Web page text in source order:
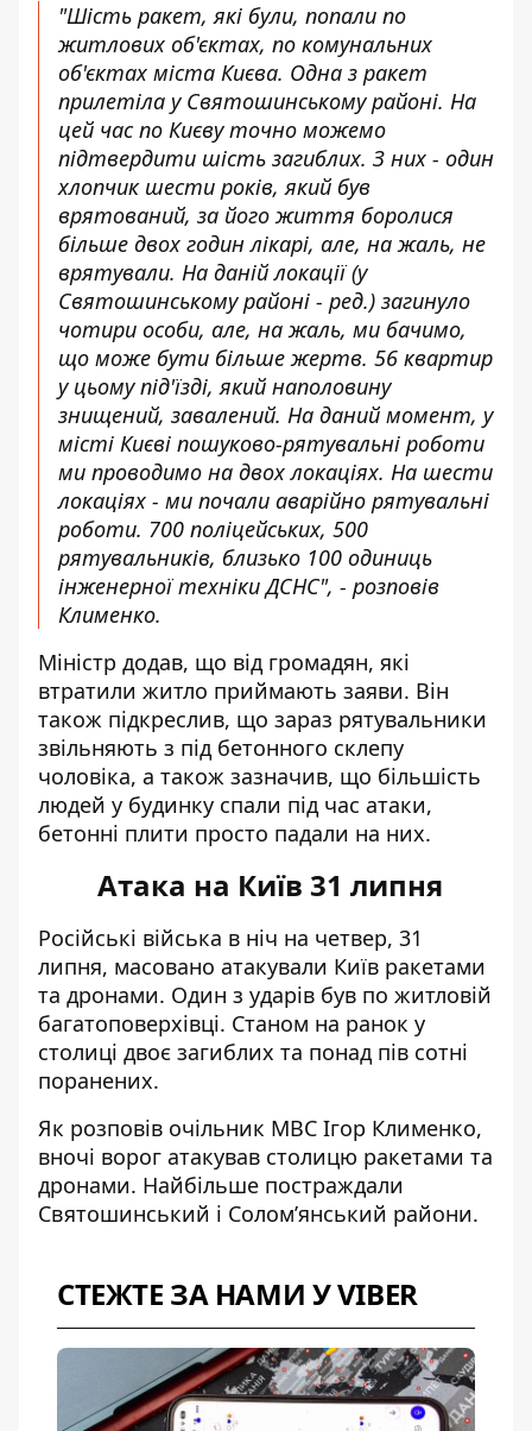
"Шість ракет, які були, попали по
житлових об'єктах, по комунальних
об'єктах міста Києва. Одна з ракет
прилетіла у Святошинському районі. На
цей час по Києву точно можемо
підтвердити шість загиблих. З них - один
хлопчик шести років, який був
врятований, за його життя боролися
більше двох годин лікарі, але, на жаль, не
врятували. На даній локації (у
Святошинському районі - ред.) загинуло
чотири особи, але, на жаль, ми бачимо,
що може бути більше жертв. 56 квартир
у цьому під'їзді, який наполовину
знищений, завалений. На даний момент, у
місті Києві пошуково-рятувальні роботи
ми проводимо на двох локаціях. На шести
локаціях - ми почали аварійно рятувальні
роботи. 700 поліцейських, 500
рятувальників, близько 100 одиниць
інженерної техніки ДСНС", - розповів
Клименко.
Міністр додав, що від громадян, які
втратили житло приймають заяви. Він
також підкреслив, що зараз рятувальники
звільняють з під бетонного склепу
чоловіка, а також зазначив, що більшість
людей у будинку спали під час атаки,
бетонні плити просто падали на них.
Атака на Київ 31 липня
Російські війська в ніч на четвер, 31
липня, масовано атакували Київ ракетами
та дронами. Один з ударів був по житловій
багатоповерхівці. Станом на ранок у
столиці двоє загиблих та понад пів сотні
поранених.
Як розповів очільник МВС Ігор Клименко,
вночі ворог атакував столицю ракетами та
дронами. Найбільше постраждали
Святошинський і Солом’янський райони.
СТЕЖТЕ ЗА НАМИ У VIBER